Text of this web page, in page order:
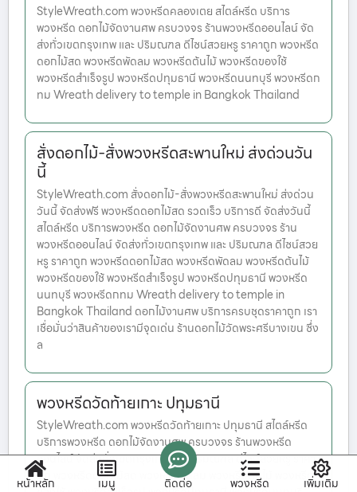
StyleWreath.com พวงหรีดคลองเตย สไตล์หรีด บริการ
พวงหรีด ดอกไม้จัดงานศพ ครบวงจร ร้านพวงหรีดออนไลน์ จัด
ส่งทั่วเขตกรุงเทพ และ ปริมณฑล ดีไซน์สวยหรู ราคาถูก พวงหรีด
ดอกไม้สด พวงหรีดพัดลม พวงหรีดต้นไม้ พวงหรีดของใช้
พวงหรีดสำเร็จรูป พวงหรีดปทุมธานี พวงหรีดนนทบุรี พวงหรีดก
ทม Wreath delivery to temple in Bangkok Thailand
สั่งดอกไม้-สั่งพวงหรีดสะพานใหม่ ส่งด่วนวัน
นี้
StyleWreath.com สั่งดอกไม้-สั่งพวงหรีดสะพานใหม่ ส่งด่วน
วันนี้ จัดส่งฟรี พวงหรีดดอกไม้สด รวดเร็ว บริการดี จัดส่งวันนี้
สไตล์หรีด บริการพวงหรีด ดอกไม้จัดงานศพ ครบวงจร ร้าน
พวงหรีดออนไลน์ จัดส่งทั่วเขตกรุงเทพ และ ปริมณฑล ดีไซน์สวย
หรู ราคาถูก พวงหรีดดอกไม้สด พวงหรีดพัดลม พวงหรีดต้นไม้
พวงหรีดของใช้ พวงหรีดสำเร็จรูป พวงหรีดปทุมธานี พวงหรีด
นนทบุรี พวงหรีดกทม Wreath delivery to temple in
Bangkok Thailand ดอกไม้งานศพ บริการครบชุดราคาถูก เรา
เชื่อมั่นว่าสินค้าของเรามีจุดเด่น ร้านดอกไม้วัดพระศรีบางเขน ซึ่ง
ล
พวงหรีดวัดท้ายเกาะ ปทุมธานี
StyleWreath.com พวงหรีดวัดท้ายเกาะ ปทุมธานี สไตล์หรีด
บริการพวงหรีด ดอกไม้จัดงานศพ ครบวงจร ร้านพวงหรีด
ออนไลน์ จัดส่งทั่วเขตกรุงเทพ และ ปริมณฑล ดีไซน์สวยหรู ราคา
ถูก พวงหรีดดอกไม้สด พวงหรีดพัดลม พวงหรีดต้นไม้ พวงหรีด
หน้าหลัก เมนู ติดต่อ พวงหรีด เพิ่มเติม